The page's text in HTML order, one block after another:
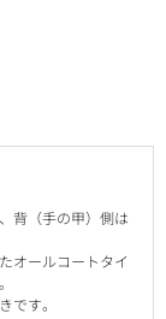
背（手の甲）側は
オールコートタイ
です。